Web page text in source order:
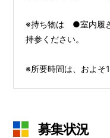
※持ち物は ●室内履
持参ください。
※所要時間は、およそ
募集状況